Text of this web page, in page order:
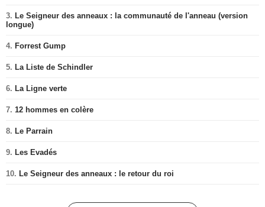
3. Le Seigneur des anneaux : la communauté de l'anneau (version
longue)
4. Forrest Gump
5. La Liste de Schindler
6. La Ligne verte
7. 12 hommes en colère
8. Le Parrain
9. Les Evadés
10. Le Seigneur des anneaux : le retour du roi